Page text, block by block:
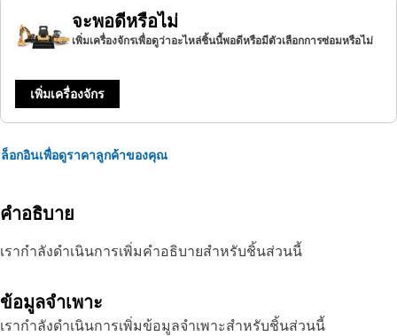
จะพอดีหรือไม่
เพิ่มเครื่องจักรเพื่อดูว่าอะไหล่ชิ้นนี้พอดีหรือมีตัวเลือกการซ่อมหรือไม่
เพิ่มเครื่องจักร
ล็อกอินเพื่อดูราคาลูกค้าของคุณ
คำอธิบาย
เรากำลังดำเนินการเพิ่มคำอธิบายสำหรับชิ้นส่วนนี้
ข้อมูลจำเพาะ
เรากำลังดำเนินการเพิ่มข้อมูลจำเพาะสำหรับชิ้นส่วนนี้